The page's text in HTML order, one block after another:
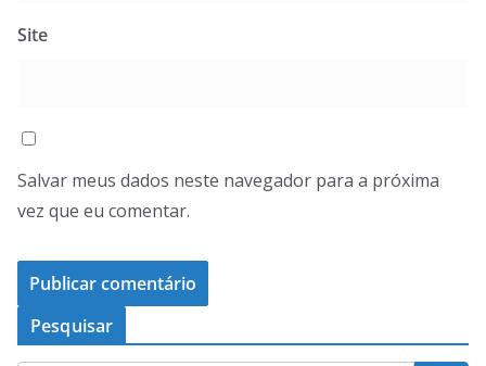
Site
Salvar meus dados neste navegador para a próxima
vez que eu comentar.
Pesquisar